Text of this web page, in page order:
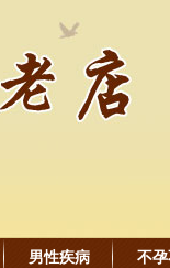
男性疾病 不